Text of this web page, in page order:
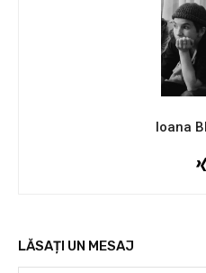
Ioana
LĂSAȚI UN MESAJ